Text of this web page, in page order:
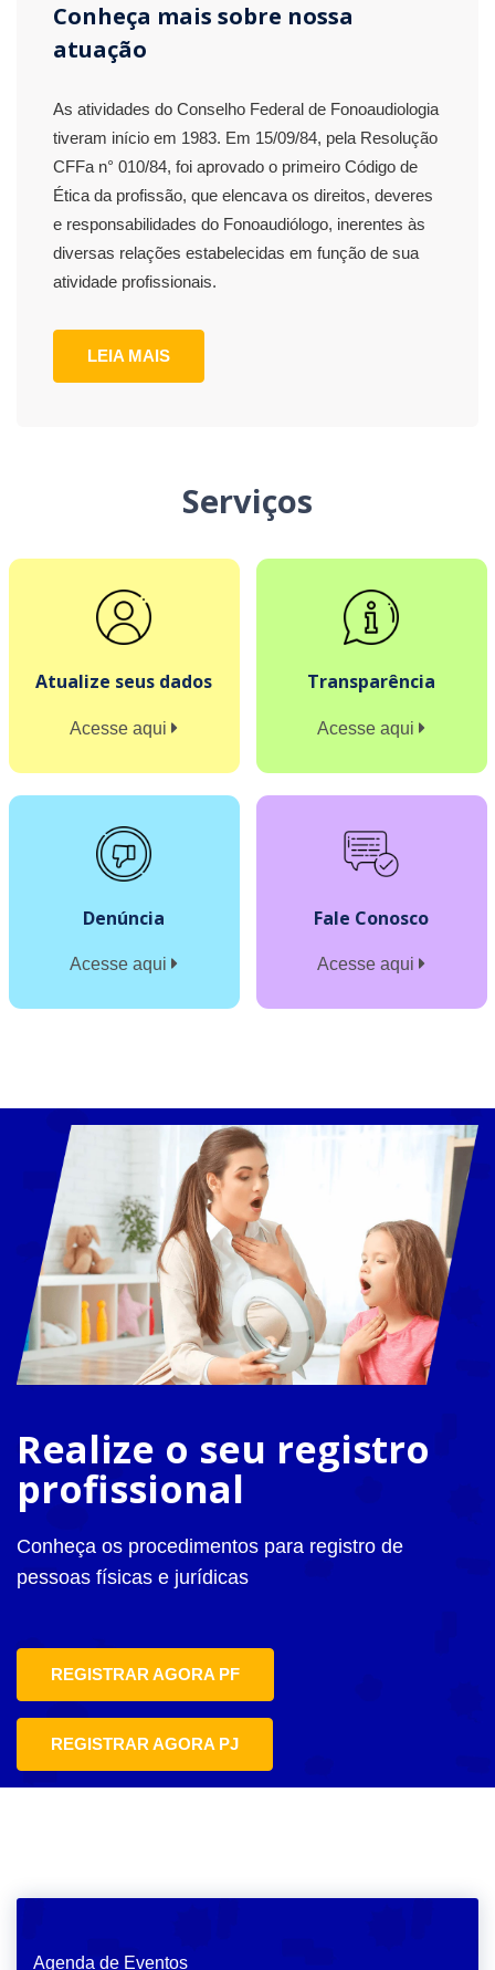
Conheça mais sobre nossa
atuação
As atividades do Conselho Federal de Fonoaudiologia
tiveram início em 1983. Em 15/09/84, pela Resolução
CFFa n° 010/84, foi aprovado o primeiro Código de
Ética da profissão, que elencava os direitos, deveres
e responsabilidades do Fonoaudiólogo, inerentes às
diversas relações estabelecidas em função de sua
atividade profissionais.
LEIA MAIS
Serviços
Atualize seus dados
Acesse aqui
Transparência
Acesse aqui
Denúncia
Acesse aqui
Fale Conosco
Acesse aqui
Realize o seu registro
profissional
Conheça os procedimentos para registro de
pessoas físicas e jurídicas
REGISTRAR AGORA PF
REGISTRAR AGORA PJ
Agenda de Eventos